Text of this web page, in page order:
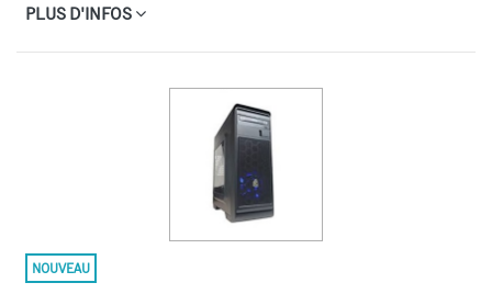
PLUS D'INFOS
NOUVEAU